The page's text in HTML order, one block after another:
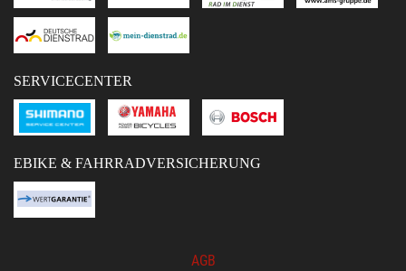
SERVICECENTER
EBIKE & FAHRRADVERSICHERUNG
AGB